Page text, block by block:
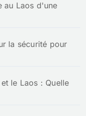
au Laos d'une
la sécurité pour
le Laos : Quelle